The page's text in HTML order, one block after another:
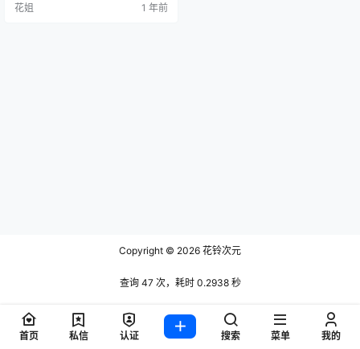
花姐 1 年前
Copyright © 2026 花铃次元
查询 47 次，耗时 0.2938 秒
首页 私信 认证 搜索 菜单 我的